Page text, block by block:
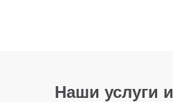
Наши услуги и